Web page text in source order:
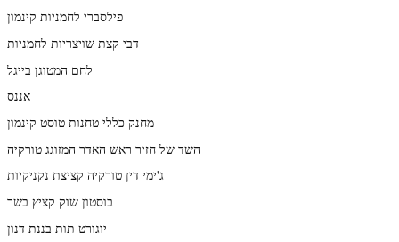
פילסברי לחמניות קינמון
דבי קצת שויצריות לחמניות
לחם המטוגן בייגל
אננס
מחנק כללי טחנות טוסט קינמון
השד של חזיר ראש האדר המזוגג טורקיה
ג'ימי דין טורקיה קציצת נקניקיות
בוסטון שוק קציץ בשר
יוגורט תות בננת דנון